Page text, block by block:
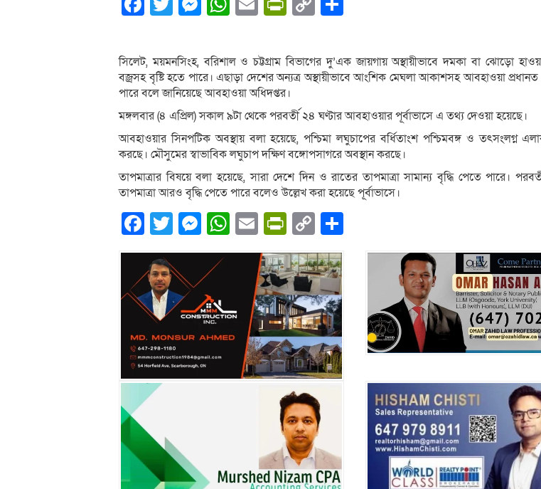
সিলেট, ময়মনসিংহ, বরিশাল ও চট্টগ্রাম বিভাগের দু’এক জায়গায় অস্থায়ীভাবে দমকা বা ঝোড়ো
বজ্রসহ বৃষ্টি হতে পারে। এছাড়া দেশের অন্যত্র অস্থায়ীভাবে আংশিক মেঘলা আকাশসহ আবহাওয়া
পারে বলে জানিয়েছে আবহাওয়া অধিদপ্তর।
মঙ্গলবার (৪ এপ্রিল) সকাল ৯টা থেকে পরবর্তী ২৪ ঘণ্টার আবহাওয়ার পূর্বাভাসে এ তথ্য দেওয়া হয়েছে।
আবহাওয়ার সিনপটিক অবস্থায় বলা হয়েছে, পশ্চিমা লঘুচাপের বর্ধিতাংশ পশ্চিমবঙ্গ ও তৎসংলগ্ন
করছে। মৌসুমের স্বাভাবিক লঘুচাপ দক্ষিণ বঙ্গোপসাগরে অবস্থান করছে।
তাপমাত্রার বিষয়ে বলা হয়েছে, সারা দেশে দিন ও রাতের তাপমাত্রা সামান্য বৃদ্ধি পেতে পারে।
তাপমাত্রা আরও বৃদ্ধি পেতে পারে বলেও উল্লেখ করা হয়েছে পূর্বাভাসে।
Facebook
Twitter
Messenger
WhatsApp
EmailPrintFriendly
Copy
Link